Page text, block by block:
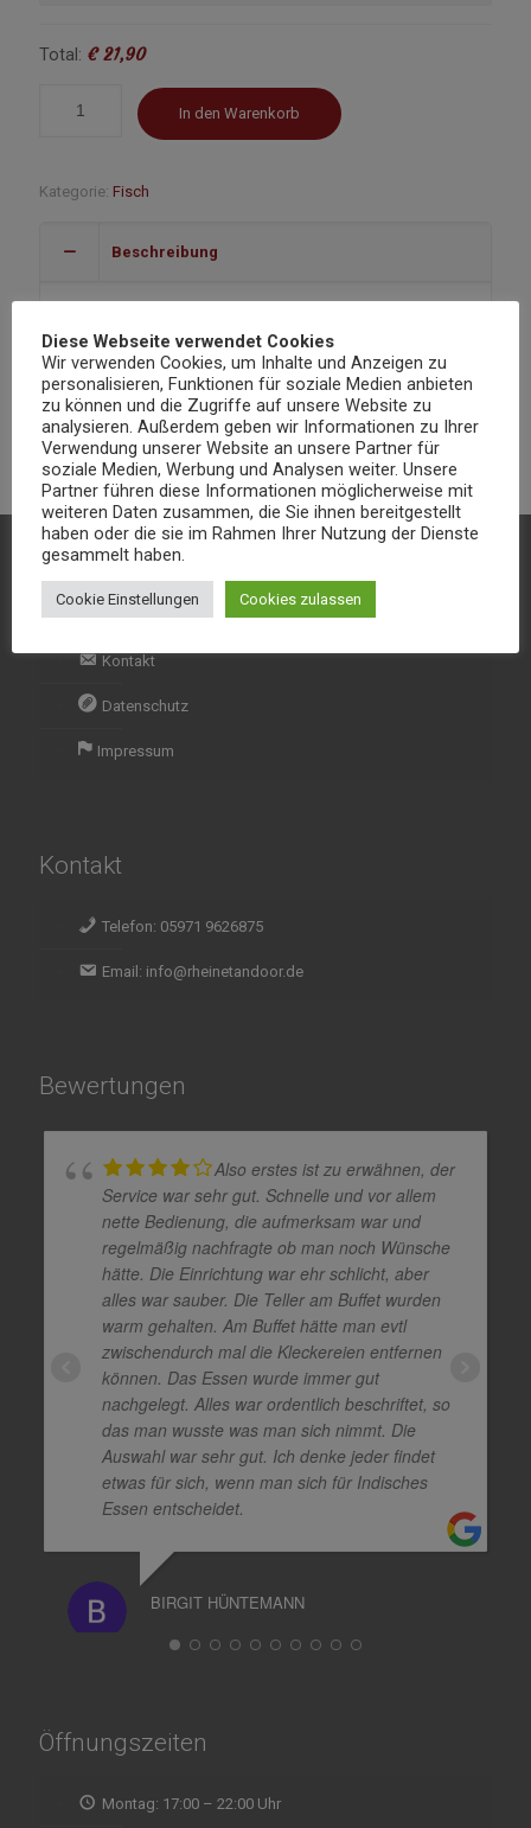
Total: € 21,90
In den Warenkorb
Kategorie: Fisch
Beschreibung
Sahne, Mandeln,
Kokosraspeln und Cashewnüssen
Zusatzstoffe 3,4,7
Kontakt & Informationen
Kontakt
Datenschutz
Impressum
Kontakt
Telefon: 05971 9626875
Email: info@rheinetandoor.de
Bewertungen
Also erstes ist zu erwähnen, der
Service war sehr gut. Schnelle und vor allem
nette Bedienung, die aufmerksam war und
regelmäßig nachfragte ob man noch Wünsche
hätte. Die Einrichtung war ehr schlicht, aber
alles war sauber. Die Teller am Buffet wurden
warm gehalten. Am Buffet hätte man evtl
zwischendurch mal die Kleckereien entfernen
können. Das Essen wurde immer gut
nachgelegt. Alles war ordentlich beschriftet, so
das man wusste was man sich nimmt. Die
Auswahl war sehr gut. Ich denke jeder findet
etwas für sich, wenn man sich für Indisches
Essen entscheidet.
BIRGIT HÜNTEMANN
Öffnungszeiten
Montag: 17:00 – 22:00 Uhr
Diese Webseite verwendet Cookies
Wir verwenden Cookies, um Inhalte und Anzeigen zu
personalisieren, Funktionen für soziale Medien anbieten
zu können und die Zugriffe auf unsere Website zu
analysieren. Außerdem geben wir Informationen zu Ihrer
Verwendung unserer Website an unsere Partner für
soziale Medien, Werbung und Analysen weiter. Unsere
Partner führen diese Informationen möglicherweise mit
weiteren Daten zusammen, die Sie ihnen bereitgestellt
haben oder die sie im Rahmen Ihrer Nutzung der Dienste
gesammelt haben.
Cookie Einstellungen Cookies zulassen